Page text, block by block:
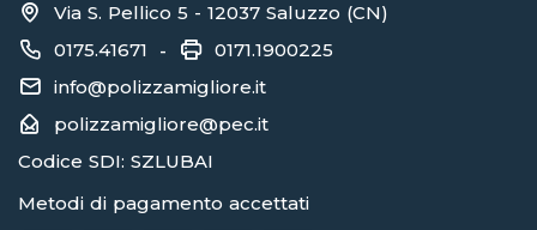
Via S. Pellico 5 - 12037 Saluzzo (CN)
0175.41671 -
0171.1900225
info@polizzamigliore.it
polizzamigliore@pec.it
Codice SDI: SZLUBAI
Metodi di pagamento accettati